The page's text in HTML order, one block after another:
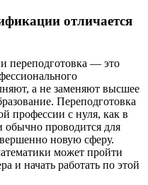
отличается
переподготовка — это
а не заменяют высшее
Переподготовка
профессии с нуля, как в
обычно проводится для
новую сферу.
может пройти
и начать работать по этой